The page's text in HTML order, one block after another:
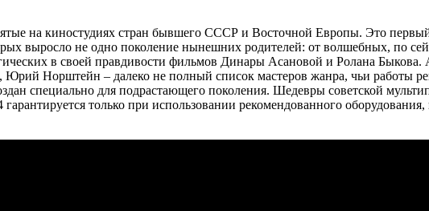
на киностудиях стран бывшего СССР и Восточной Европы. Это
выросло не одно поколение нынешних родителей: от волшебных, по
в своей правдивости фильмов Динары Асановой и Ролана
Норштейн – далеко не полный список мастеров жанра, чьи работы
специально для подрастающего поколения. Шедевры советской
только при использовании рекомендованного